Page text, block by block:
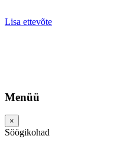
Lisa ettevõte
Menüü
×
Söögikohad